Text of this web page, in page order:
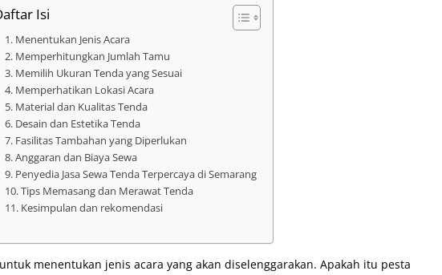
Isi
Menentukan Jenis Acara
Memperhitungkan Jumlah Tamu
Memilih Ukuran Tenda yang Sesuai
Memperhatikan Lokasi Acara
Material dan Kualitas Tenda
Desain dan Estetika Tenda
Fasilitas Tambahan yang Diperlukan
Anggaran dan Biaya Sewa
Penyedia Jasa Sewa Tenda Terpercaya di Semarang
Tips Memasang dan Merawat Tenda
Kesimpulan dan rekomendasi
menentukan jenis acara yang akan diselenggarakan. Apakah itu pesta